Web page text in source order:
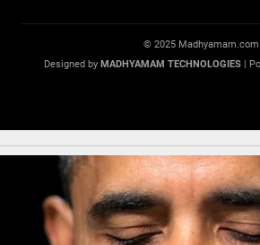
© 2025 Madhyamam.com
Designed by MADHYAMAM TECHNOLOGIES |